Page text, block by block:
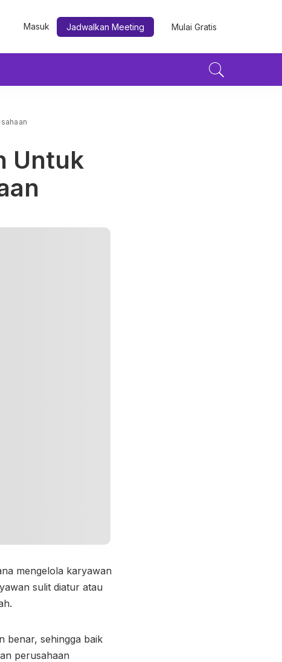
Masuk Jadwalkan Meeting Mulai Gratis
Untuk
mengelola karyawan
sulit diatur atau
benar, sehingga baik
perusahaan